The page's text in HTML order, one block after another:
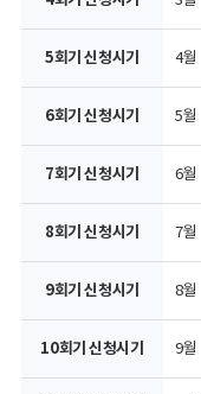
4월
5월
6월
7월
8월
9월